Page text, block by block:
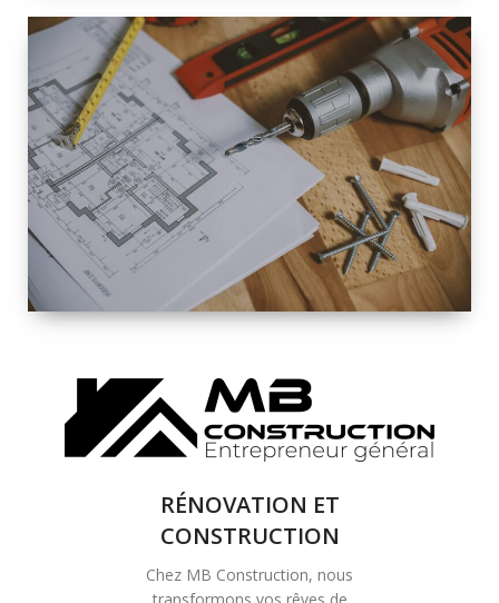
ESPACE
RÉNOVATION
INTÉRIEURE ET
EXTÉRIEURE
SOLUTIONS DE
RÉNOVATION
COMPLÈTE
RÉNOVATION ET
CONSTRUCTION
Chez MB Construction, nous